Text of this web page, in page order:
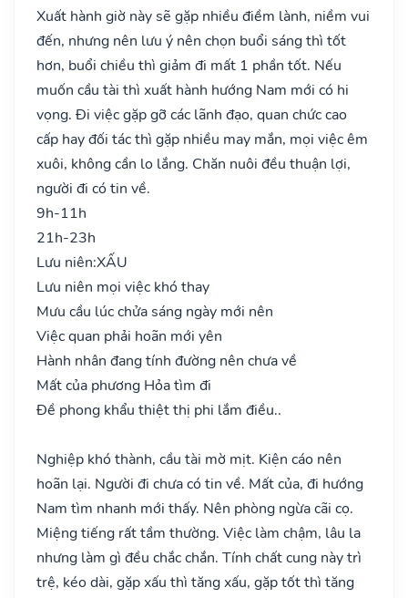
Xuất hành giờ này sẽ gặp nhiều điềm lành, niềm vui
đến, nhưng nên lưu ý nên chọn buổi sáng thì tốt
hơn, buổi chiều thì giảm đi mất 1 phần tốt. Nếu
muốn cầu tài thì xuất hành hướng Nam mới có hi
vọng. Đi việc gặp gỡ các lãnh đạo, quan chức cao
cấp hay đối tác thì gặp nhiều may mắn, mọi việc êm
xuôi, không cần lo lắng. Chăn nuôi đều thuận lợi,
người đi có tin về.
9h-11h
21h-23h
Lưu niên:XẤU
Lưu niên mọi việc khó thay
Mưu cầu lúc chửa sáng ngày mới nên
Việc quan phải hoãn mới yên
Hành nhân đang tính đường nên chưa về
Mất của phương Hỏa tìm đi
Đề phong khẩu thiệt thị phi lắm điều..
Nghiệp khó thành, cầu tài mờ mịt. Kiện cáo nên
hoãn lại. Người đi chưa có tin về. Mất của, đi hướng
Nam tìm nhanh mới thấy. Nên phòng ngừa cãi cọ.
Miệng tiếng rất tầm thường. Việc làm chậm, lâu la
nhưng làm gì đều chắc chắn. Tính chất cung này trì
trệ, kéo dài, gặp xấu thì tăng xấu, gặp tốt thì tăng